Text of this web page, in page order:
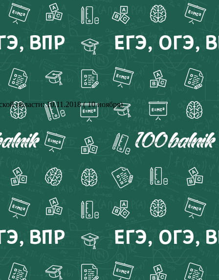
области: 10.11.2018 ( 10 ноября)